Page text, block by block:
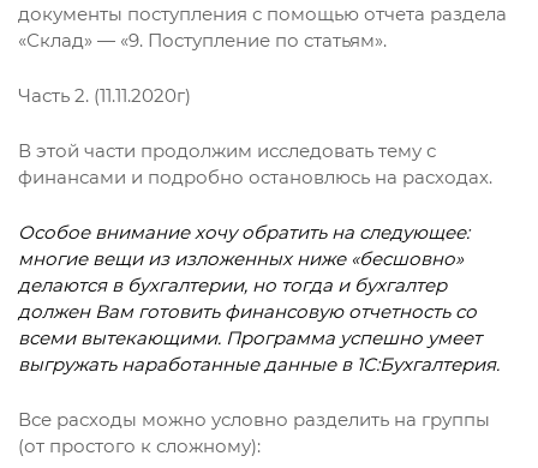
документы поступления с помощью отчета раздела
«Склад» — «9. Поступление по статьям».
Часть 2. (11.11.2020г)
В этой части продолжим исследовать тему с
финансами и подробно остановлюсь на расходах.
Особое внимание хочу обратить на следующее:
многие вещи из изложенных ниже «бесшовно»
делаются в бухгалтерии, но тогда и бухгалтер
должен Вам готовить финансовую отчетность со
всеми вытекающими. Программа успешно умеет
выгружать наработанные данные в 1С:Бухгалтерия.
Все расходы можно условно разделить на группы
(от простого к сложному):